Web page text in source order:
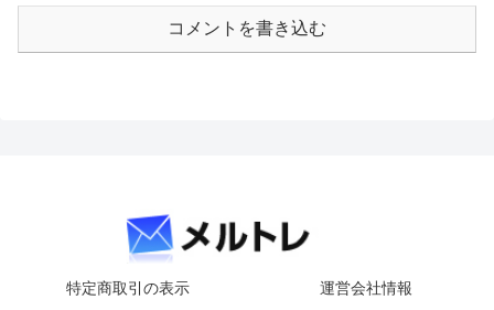
コメントを書き込む
特定商取引の表示
運営会社情報